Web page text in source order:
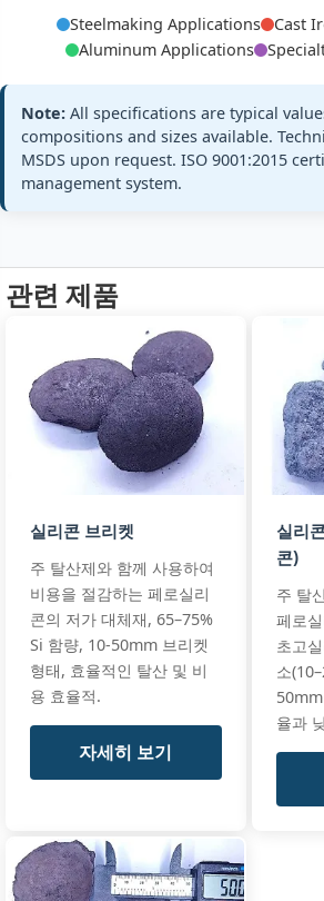
Steel
Silicon
72%
FeSi72, FeSi72-
C0.2
Si:
+3 more
Steel
Ferro
Silicon
FeSi75, FeSi75-
C0.1
Silicon
FeSi85, FeSi85-
C0.05
Si:
C:
+3 more
Specialty
Purity
Ferro
Silicon
GC-
FeSi75Ti0.02C
Si:
Steelmaking Applications
Cast
Aluminum Applications
Note: All specifications are typical
compositions and sizes available.
MSDS upon request. ISO 9001:2015
management system.
관련 제품
실리콘 브리켓
주 탈산제와 함께 사용하여
비용을 절감하는 페로실리
콘의 저가 대체재, 65–75%
Si 함량, 10-50mm 브리켓
형태, 효율적인 탈산 및 비
용 효율적.
자세히 보기
실리
콘)
주 탈
페로
초고
소
율과